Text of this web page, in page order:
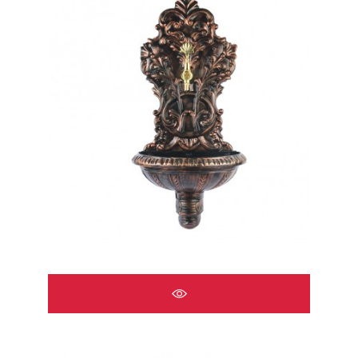
ÇEŞMELER A2518